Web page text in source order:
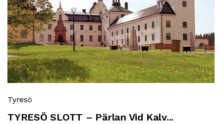
Tyresö
TYRESÖ SLOTT – Pärlan Vid Kalv...